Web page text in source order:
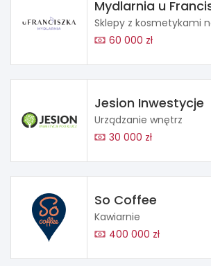
Mydlarnia u
Sklepy z kosmetykami
60 000 zł
Jesion Inwestycje
Urządzanie wnętrz
30 000 zł
So Coffee
Kawiarnie
400 000 zł